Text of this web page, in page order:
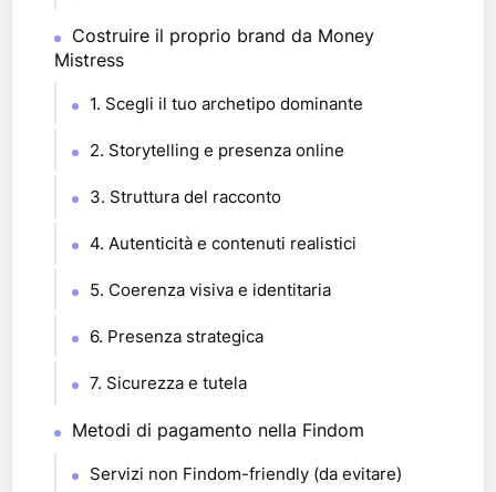
Costruire il proprio brand da Money
Mistress
1. Scegli il tuo archetipo dominante
2. Storytelling e presenza online
3. Struttura del racconto
4. Autenticità e contenuti realistici
5. Coerenza visiva e identitaria
6. Presenza strategica
7. Sicurezza e tutela
Metodi di pagamento nella Findom
Servizi non Findom-friendly (da evitare)